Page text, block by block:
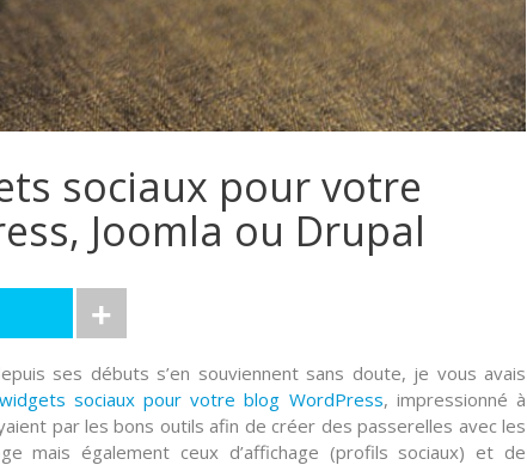
sociaux pour votre
Joomla ou Drupal
ses débuts s’en souviennent sans doute, je vous avais
sociaux pour votre blog WordPress, impressionné à
par lesbons outils afin de créer des passerelles avec les
mais également ceux d’affichage (profils sociaux) et de